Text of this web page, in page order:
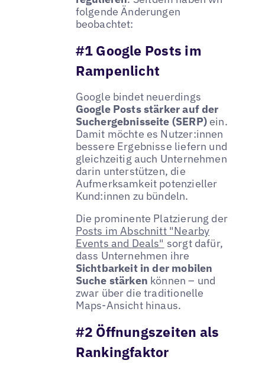
folgende Änderungen
beobachtet:
#1 Google Posts im
Rampenlicht
Google bindet neuerdings
Google Posts stärker auf der
Suchergebnisseite (SERP)ein.
Damit möchte es Nutzer:innen
bessere Ergebnisse liefern und
gleichzeitig auch Unternehmen
darin unterstützen, die
Aufmerksamkeit potenzieller
Kund:innen zu bündeln.
Die prominente Platzierung der
Posts im Abschnitt "Nearby
Events and Deals" sorgt dafür,
dass Unternehmen ihre
Sichtbarkeit in der mobilen
Suche stärken können – und
zwar über die traditionelle
Maps-Ansicht hinaus.
#2 Öffnungszeiten als
Rankingfaktor